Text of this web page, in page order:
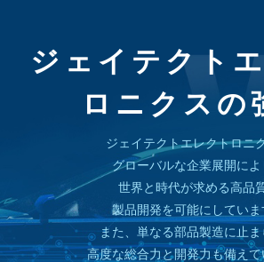
ジェイテクト
ロニクスの
ジェイテクトエレクトロニ
グローバルな企業展開によ
世界と時代が求める高品
製品開発を可能にしていま
また、単なる部品製造に止ま
高度な総合力と開発力も備え